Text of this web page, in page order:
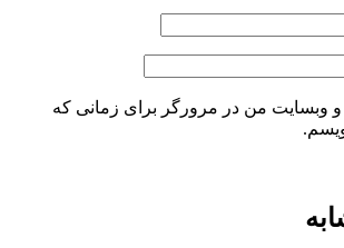
و وبسایت من در مرورگر برای زمانی که